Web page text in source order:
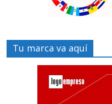
Tu marca va aquí